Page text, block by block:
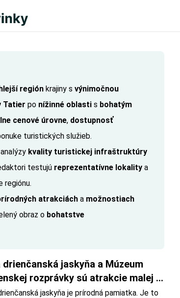
región krajiny s výnimočnou
Tatier po nížinné oblasti s bohatým
cenové úrovne, dostupnosť
turistických služieb.
kvality turistickej infraštruktúry
testujú reprezentatívne lokality a
regiónu.
atrakciách a možnostiach
obraz o bohatstve
drienčanská jaskyňa a Múzeum
rozprávky sú atrakcie malej
Drienčany.jaskyňa je prírodná pamiatka. Je to